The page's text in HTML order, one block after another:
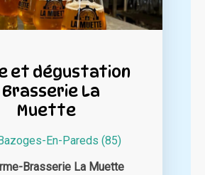
et dégustation
La
Muette
Bazoges-En-Pareds (85)
Brasserie La Muette